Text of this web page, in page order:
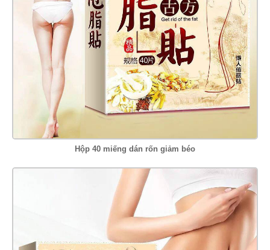
Hộp 40 miếng dán rốn giảm béo